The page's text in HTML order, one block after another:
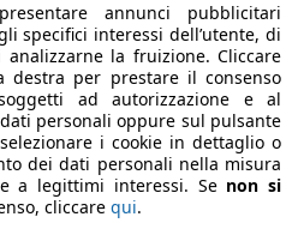
annunci pubblicitari
specifici interessi dell’utente, di
analizzarne la fruizione. Cliccare
destra per prestare il consenso
ad autorizzazione e al
personali oppure sul pulsante
i cookie in dettaglio o
dei dati personali nella misura
a legittimi interessi. Se non si
cliccare qui.
certi nemmeno noi. Dopo il
La coppia massima resta
in grado, in determinate
aumentata fino al 22%